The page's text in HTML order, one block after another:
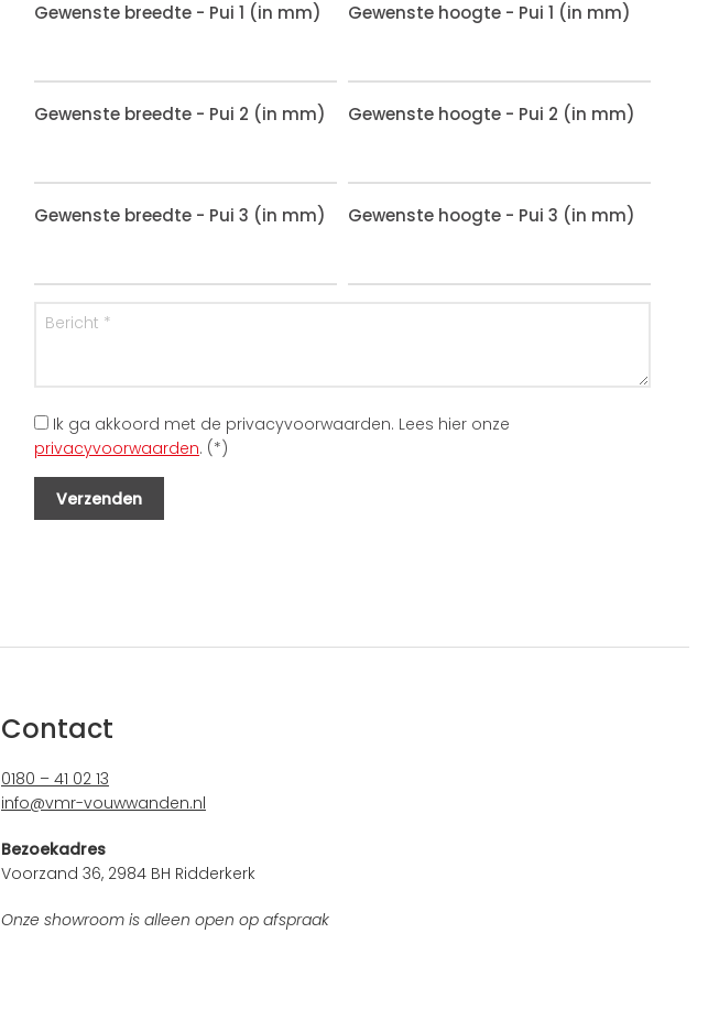
Gewenste breedte - Pui 1 (in mm) Gewenste hoogte - Pui 1 (in mm)
Gewenste breedte - Pui 2 (in mm) Gewenste hoogte - Pui 2 (in mm)
Gewenste breedte - Pui 3 (in mm) Gewenste hoogte - Pui 3 (in mm)
Ik ga akkoord met de privacyvoorwaarden. Lees hier onze
privacyvoorwaarden. (*)
Contact
0180 – 41 02 13
info@vmr-vouwwanden.nl
Bezoekadres
Voorzand 36, 2984 BH Ridderkerk
Onze showroom is alleen open op afspraak